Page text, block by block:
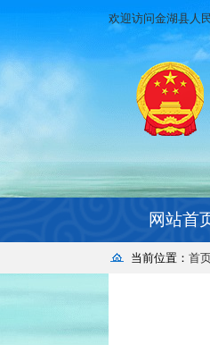
欢迎访问金湖县人
网站首
当前位置： 首